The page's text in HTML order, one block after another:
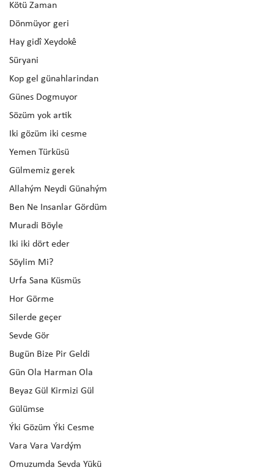
Kötü Zaman
Dönmüyor geri
Hay gidî Xeydokê
Süryani
Kop gel günahlarindan
Günes Dogmuyor
Sözüm yok artik
Iki gözüm iki cesme
Yemen Türküsü
Gülmemiz gerek
Allahým Neydi Günahým
Ben Ne Insanlar Gördüm
Muradi Böyle
Iki iki dört eder
Söylim Mi?
Urfa Sana Küsmüs
Hor Görme
Silerde geçer
Sevde Gör
Bugün Bize Pir Geldi
Gün Ola Harman Ola
Beyaz Gül Kirmizi Gül
Gülümse
Ýki Gözüm Ýki Cesme
Vara Vara Vardým
Omuzumda Sevda Yükü